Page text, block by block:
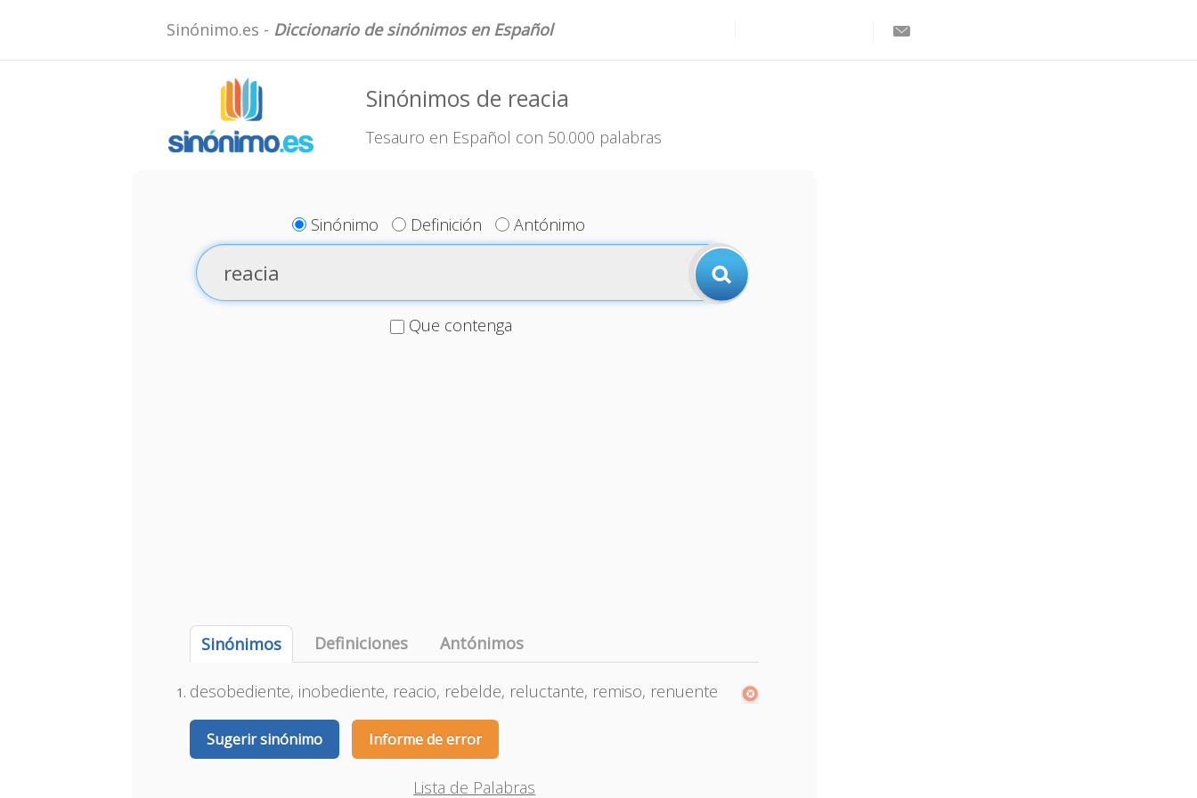
Sinónimo.es - Diccionario de sinónimos en Español
Sinónimos de reacia
Tesauro en Español con 50.000 palabras
Sinónimo Definición Antónimo
Que contenga
Sinónimos Definiciones Antónimos
desobediente, inobediente, reacio, rebelde, reluctante, remiso, renuente
Sugerir sinónimo Informe de error
Lista de Palabras